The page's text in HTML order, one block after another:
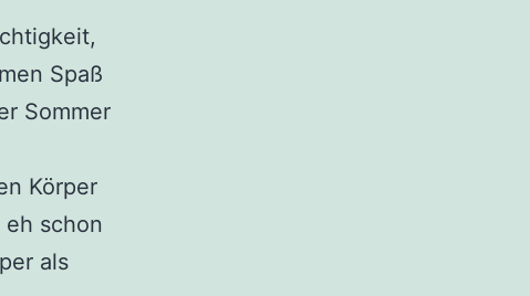
Spaß
Sommer
Körper
schon
als